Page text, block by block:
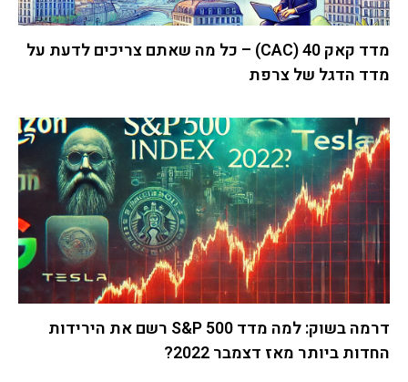
מדד קאק 40 (CAC) – כל מה שאתם צריכים לדעת על
מדד הדגל של צרפת
דרמה בשוק: למה מדד S&P 500 רשם את הירידות
החדות ביותר מאז דצמבר 2022?